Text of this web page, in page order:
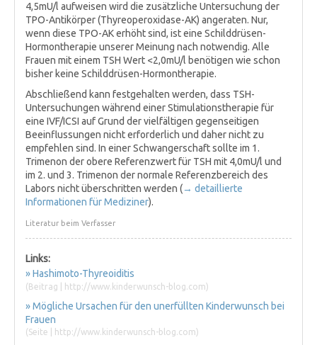
4,5mU/l aufweisen wird die zusätzliche Untersuchung der
TPO-Antikörper (Thyreoperoxidase-AK) angeraten. Nur,
wenn diese TPO-AK erhöht sind, ist eine Schilddrüsen-
Hormontherapie unserer Meinung nach notwendig. Alle
Frauen mit einem TSH Wert <2,0mU/l benötigen wie schon
bisher keine Schilddrüsen-Hormontherapie.
Abschließend kann festgehalten werden, dass TSH-
Untersuchungen während einer Stimulationstherapie für
eine IVF/ICSI auf Grund der vielfältigen gegenseitigen
Beeinflussungen nicht erforderlich und daher nicht zu
empfehlen sind. In einer Schwangerschaft sollte im 1.
Trimenon der obere Referenzwert für TSH mit 4,0mU/l und
im 2. und 3. Trimenon der normale Referenzbereich des
Labors nicht überschritten werden (→ detaillierte
Informationen für Mediziner).
Literatur beim Verfasser
Links:
» Hashimoto-Thyreoiditis
(Beitrag | http://www.kinderwunsch-blog.com)
» Mögliche Ursachen für den unerfüllten Kinderwunsch bei
Frauen
(Seite | http://www.kinderwunsch-blog.com)